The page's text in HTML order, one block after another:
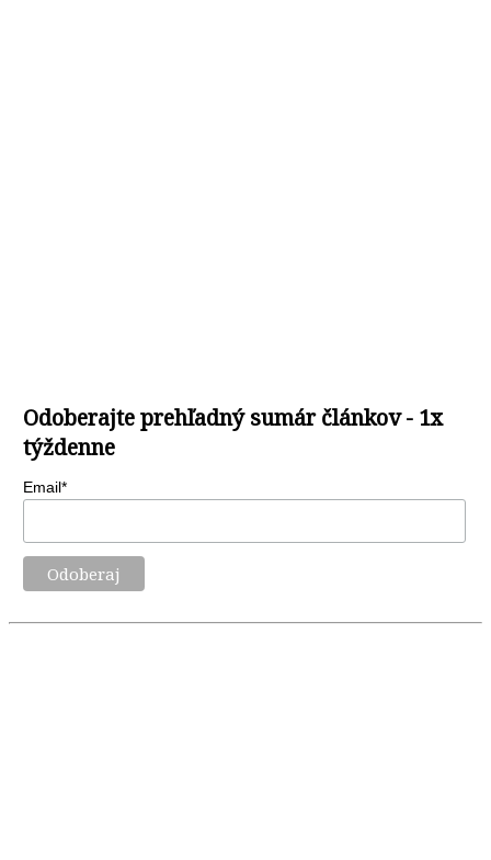
Odoberajte prehľadný sumár článkov - 1x
týždenne
Email*